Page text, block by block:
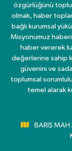
özgürlüğünü
olmak, haber
bağlı kurumsal
Misyonumuz
haber vererek
değerlerine sahip
güvenini ve
toplumsal
temel alarak
BARIŞ